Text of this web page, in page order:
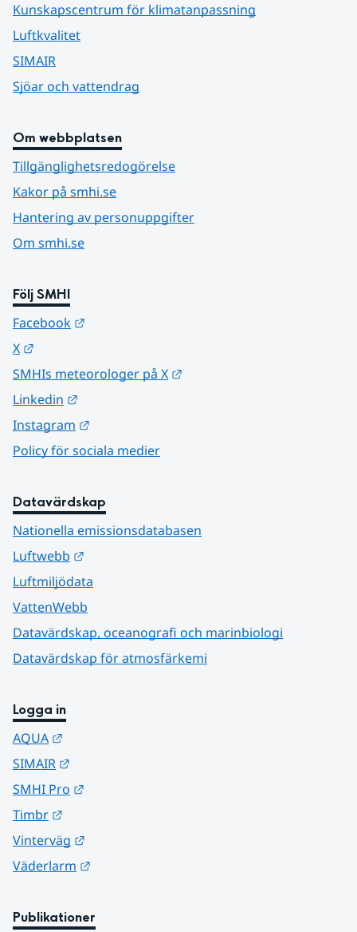
Kunskapscentrum för klimatanpassning
Luftkvalitet
SIMAIR
Sjöar och vattendrag
Om webbplatsen
Tillgänglighetsredogörelse
Kakor på smhi.se
Hantering av personuppgifter
Om smhi.se
Följ SMHI
Facebook
X
SMHIs meteorologer på X
Linkedin
Instagram
Policy för sociala medier
Datavärdskap
Nationella emissionsdatabasen
Luftwebb
Luftmiljödata
VattenWebb
Datavärdskap, oceanografi och marinbiologi
Datavärdskap för atmosfärkemi
Logga in
AQUA
SIMAIR
SMHI Pro
Timbr
Vinterväg
Väderlarm
Publikationer